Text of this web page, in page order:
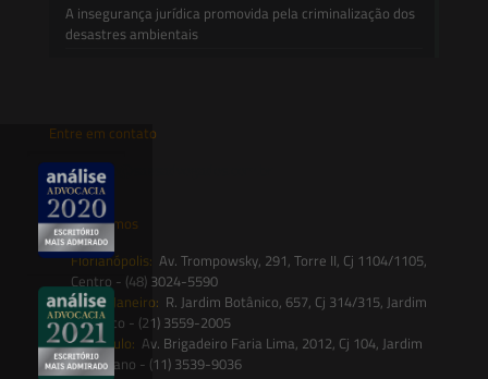
A insegurança jurídica promovida pela criminalização dos
desastres ambientais
Entre em contato
contato@saesadvogados.com.br
Onde estamos
Florianópolis: Av. Trompowsky, 291, Torre II, Cj 1104/1105,
Centro - (48) 3024-5590
Rio de Janeiro: R. Jardim Botânico, 657, Cj 314/315, Jardim
Botânico - (21) 3559-2005
São Paulo: Av. Brigadeiro Faria Lima, 2012, Cj 104, Jardim
Paulistano - (11) 3539-9036